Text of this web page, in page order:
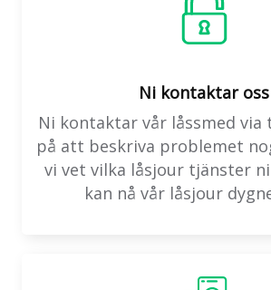
Ni kontaktar oss
Ni kontaktar vår låssmed via
på att beskriva problemet
vi vet vilka låsjour tjänster
kan nå vår låsjour